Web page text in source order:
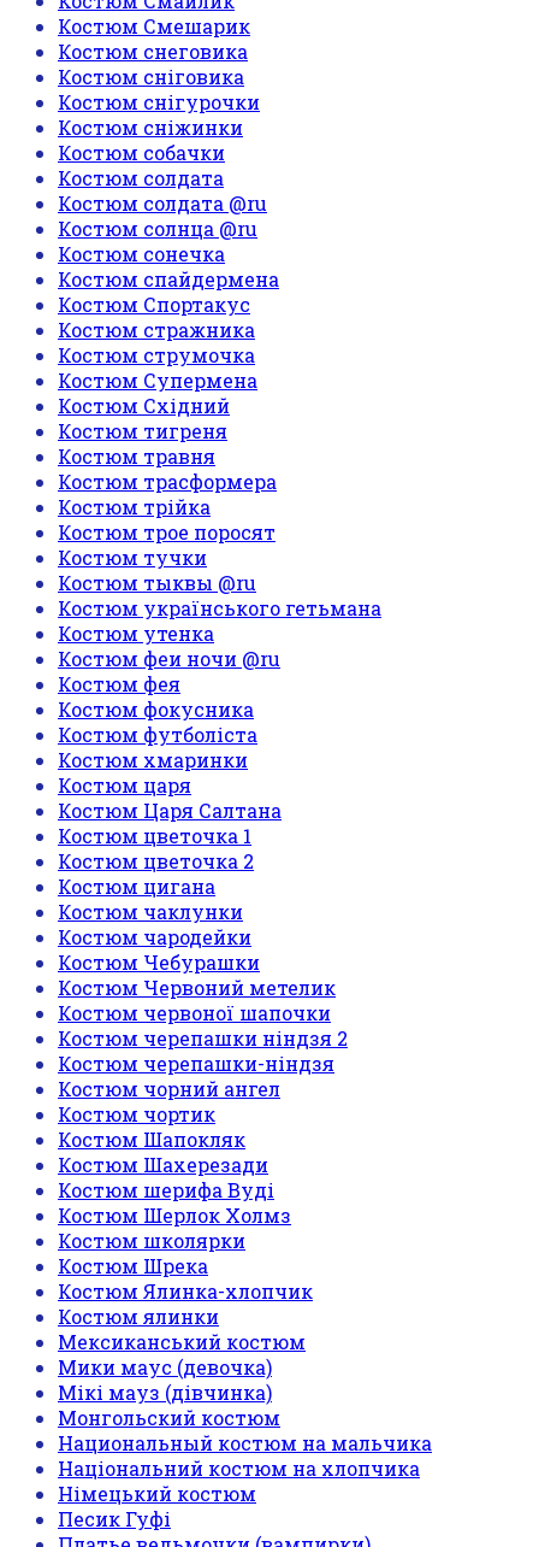
Костюм Смешарик
Костюм снеговика
Костюм сніговика
Костюм снігурочки
Костюм сніжинки
Костюм собачки
Костюм солдата
Костюм солдата @ru
Костюм солнца @ru
Костюм сонечка
Костюм спайдермена
Костюм Спортакус
Костюм стражника
Костюм струмочка
Костюм Супермена
Костюм Східний
Костюм тигреня
Костюм травня
Костюм трасформера
Костюм трійка
Костюм трое поросят
Костюм тучки
Костюм тыквы @ru
Костюм українського гетьмана
Костюм утенка
Костюм феи ночи @ru
Костюм фея
Костюм фокусника
Костюм футболіста
Костюм хмаринки
Костюм царя
Костюм Царя Салтана
Костюм цветочка 1
Костюм цветочка 2
Костюм цигана
Костюм чаклунки
Костюм чародейки
Костюм Чебурашки
Костюм Червоний метелик
Костюм червоної шапочки
Костюм черепашки ніндзя 2
Костюм черепашки-ніндзя
Костюм чорний ангел
Костюм чортик
Костюм Шапокляк
Костюм Шахерезади
Костюм шерифа Вуді
Костюм Шерлок Холмз
Костюм школярки
Костюм Шрека
Костюм Ялинка-хлопчик
Костюм ялинки
Мексиканський костюм
Мики маус (девочка)
Мікі мауз (дівчинка)
Монгольский костюм
Национальный костюм на мальчика
Національний костюм на хлопчика
Німецький костюм
Песик Гуфі